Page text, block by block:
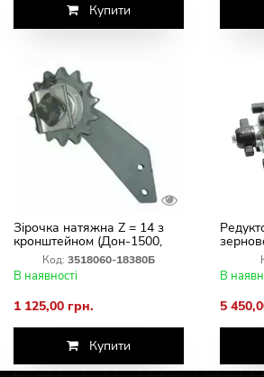
Купити
Зірочка натяжна Z = 14 з
кронштейном (Дон-1500,
Вектор) 3518060-18380Б
Код: 3518060-18380Б
В наявності
1 125,00 грн.
Купити
ДОН-
В
5